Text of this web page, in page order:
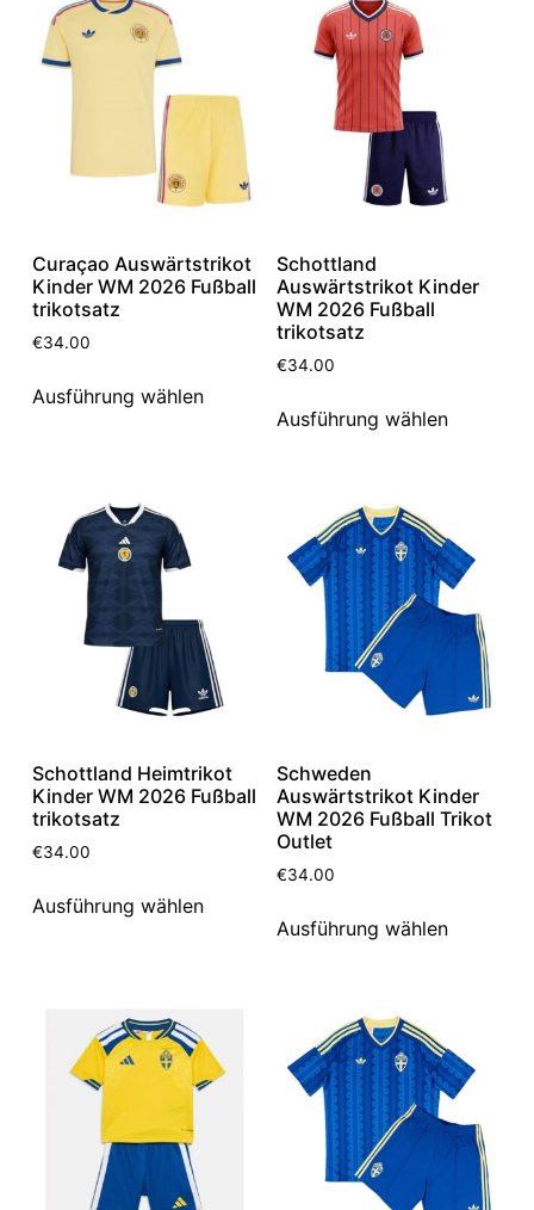
Curaçao Auswärtstrikot
Kinder WM 2026 Fußball
trikotsatz
€34.00
Ausführung wählen
Schottland
Auswärtstrikot Kinder
WM 2026 Fußball
trikotsatz
€34.00
Ausführung wählen
Schottland Heimtrikot
Kinder WM 2026 Fußball
trikotsatz
€34.00
Ausführung wählen
Schweden
Auswärtstrikot Kinder
WM 2026 Fußball Trikot
Outlet
€34.00
Ausführung wählen